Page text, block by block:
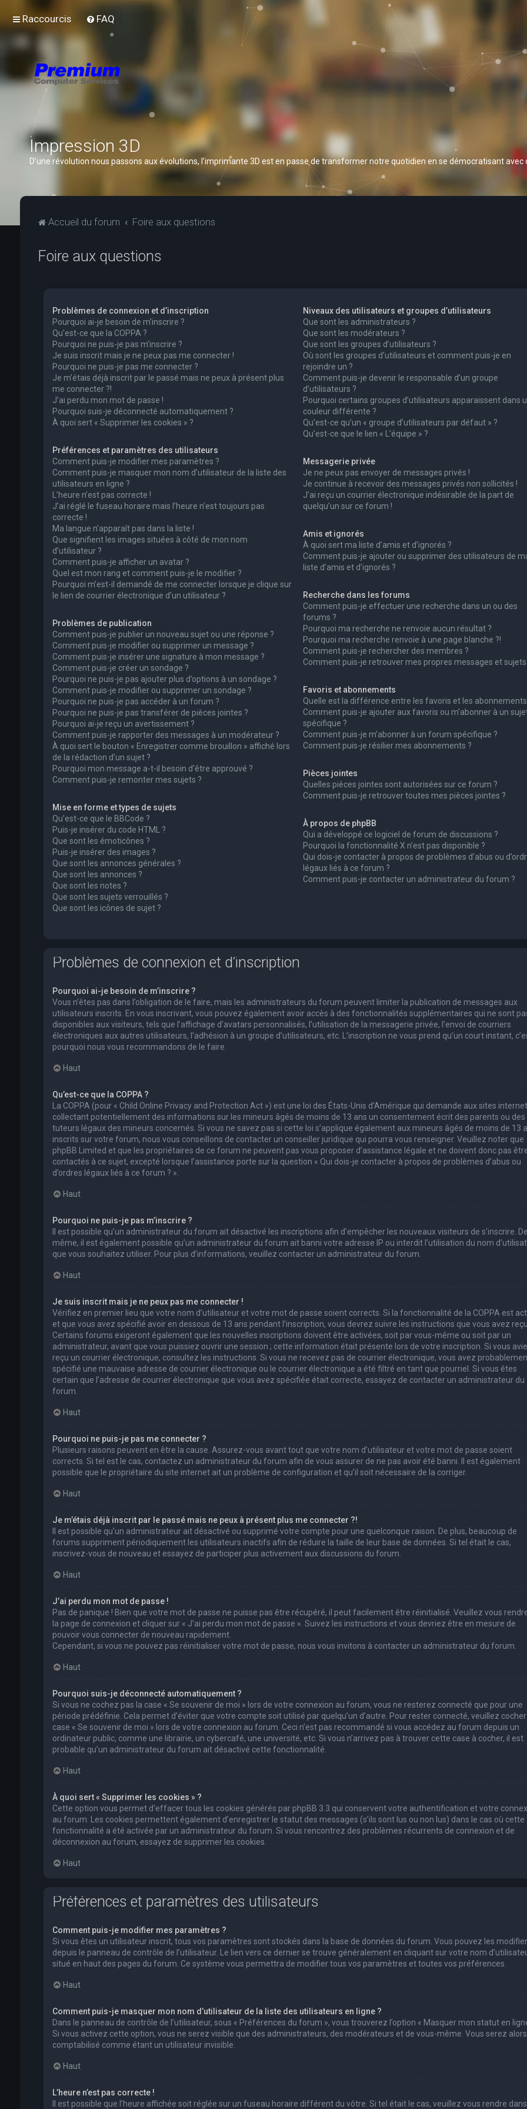
Raccourcis FAQ
Impression 3D
D’une révolution nous passons aux évolutions, l’imprimante 3D est en passe de transformer notre quotidien en se démocratisant
Accueil du forum Foire aux questions
Foire aux questions
Problèmes de connexion et d’inscription
Pourquoi ai-je besoin de m’inscrire ?
Qu’est-ce que la COPPA ?
Pourquoi ne puis-je pas m’inscrire ?
Je suis inscrit mais je ne peux pas me connecter !
Pourquoi ne puis-je pas me connecter ?
Je m’étais déjà inscrit par le passé mais ne peux à présent plus
me connecter ?!
J’ai perdu mon mot de passe !
Pourquoi suis-je déconnecté automatiquement ?
À quoi sert « Supprimer les cookies » ?
Préférences et paramètres des utilisateurs
Comment puis-je modifier mes paramètres ?
Comment puis-je masquer mon nom d’utilisateur de la liste des
utilisateurs en ligne ?
L’heure n’est pas correcte !
J’ai réglé le fuseau horaire mais l’heure n’est toujours pas
correcte !
Ma langue n’apparaît pas dans la liste !
Que signifient les images situées à côté de mon nom
d’utilisateur ?
Comment puis-je afficher un avatar ?
Quel est mon rang et comment puis-je le modifier ?
Pourquoi m’est-il demandé de me connecter lorsque je clique sur
le lien de courrier électronique d’un utilisateur ?
Problèmes de publication
Comment puis-je publier un nouveau sujet ou une réponse ?
Comment puis-je modifier ou supprimer un message ?
Comment puis-je insérer une signature à mon message ?
Comment puis-je créer un sondage ?
Pourquoi ne puis-je pas ajouter plus d’options à un sondage ?
Comment puis-je modifier ou supprimer un sondage ?
Pourquoi ne puis-je pas accéder à un forum ?
Pourquoi ne puis-je pas transférer de pièces jointes ?
Pourquoi ai-je reçu un avertissement ?
Comment puis-je rapporter des messages à un modérateur ?
À quoi sert le bouton « Enregistrer comme brouillon » affiché lors
de la rédaction d’un sujet ?
Pourquoi mon message a-t-il besoin d’être approuvé ?
Comment puis-je remonter mes sujets ?
Mise en forme et types de sujets
Qu’est-ce que le BBCode ?
Puis-je insérer du code HTML ?
Que sont les émoticônes ?
Puis-je insérer des images ?
Que sont les annonces générales ?
Que sont les annonces ?
Que sont les notes ?
Que sont les sujets verrouillés ?
Que sont les icônes de sujet ?
Niveaux des utilisateurs et groupes d’utilisateurs
Que sont les administrateurs ?
Que sont les modérateurs ?
Que sont les groupes d’utilisateurs ?
Où sont les groupes d’utilisateurs et comment puis-je en
rejoindre un ?
Comment puis-je devenir le responsable d’un groupe
d’utilisateurs ?
Pourquoi certains groupes d’utilisateurs apparaissent dans
couleur différente ?
Qu’est-ce qu’un « groupe d’utilisateurs par défaut » ?
Qu’est-ce que le lien « L’équipe » ?
Messagerie privée
Je ne peux pas envoyer de messages privés !
Je continue à recevoir des messages privés non sollicités !
J’ai reçu un courrier électronique indésirable de la part de
quelqu’un sur ce forum !
Amis et ignorés
À quoi sert ma liste d’amis et d’ignorés ?
Comment puis-je ajouter ou supprimer des utilisateurs de
liste d’amis et d’ignorés ?
Recherche dans les forums
Comment puis-je effectuer une recherche dans un ou des
forums ?
Pourquoi ma recherche ne renvoie aucun résultat ?
Pourquoi ma recherche renvoie à une page blanche ?!
Comment puis-je rechercher des membres ?
Comment puis-je retrouver mes propres messages et sujets
Favoris et abonnements
Quelle est la différence entre les favoris et les abonnements
Comment puis-je ajouter aux favoris ou m’abonner à un
spécifique ?
Comment puis-je m’abonner à un forum spécifique ?
Comment puis-je résilier mes abonnements ?
Pièces jointes
Quelles pièces jointes sont autorisées sur ce forum ?
Comment puis-je retrouver toutes mes pièces jointes ?
À propos de phpBB
Qui a développé ce logiciel de forum de discussions ?
Pourquoi la fonctionnalité X n’est pas disponible ?
Qui dois-je contacter à propos de problèmes d’abus ou
légaux liés à ce forum ?
Comment puis-je contacter un administrateur du forum ?
Problèmes de connexion et d’inscription
Pourquoi ai-je besoin de m’inscrire ?
Vous n’êtes pas dans l’obligation de le faire, mais les administrateurs du forum peuvent limiter la publication de messages aux
utilisateurs inscrits. En vous inscrivant, vous pouvez également avoir accès à des fonctionnalités supplémentaires qui ne sont
disponibles aux visiteurs, tels que l’affichage d’avatars personnalisés, l’utilisation de la messagerie privée, l’envoi de courriers
électroniques aux autres utilisateurs, l’adhésion à un groupe d’utilisateurs, etc. L’inscription ne vous prend qu’un court instant,
pourquoi nous vous recommandons de le faire.
Haut
Qu’est-ce que la COPPA ?
La COPPA (pour « Child Online Privacy and Protection Act ») est une loi des États-Unis d’Amérique qui demande aux sites internet
collectant potentiellement des informations sur les mineurs âgés de moins de 13 ans un consentement écrit des parents ou des
tuteurs légaux des mineurs concernés. Si vous ne savez pas si cette loi s’applique également aux mineurs âgés de moins de 13
inscrits sur votre forum, nous vous conseillons de contacter un conseiller juridique qui pourra vous renseigner. Veuillez noter que
phpBB Limited et que les propriétaires de ce forum ne peuvent pas vous proposer d’assistance légale et ne doivent donc pas
contactés à ce sujet, excepté lorsque l’assistance porte sur la question « Qui dois-je contacter à propos de problèmes d’abus ou
d’ordres légaux liés à ce forum ? ».
Haut
Pourquoi ne puis-je pas m’inscrire ?
Il est possible qu’un administrateur du forum ait désactivé les inscriptions afin d’empêcher les nouveaux visiteurs de s’inscrire. De
même, il est également possible qu’un administrateur du forum ait banni votre adresse IP ou interdit l’utilisation du nom
que vous souhaitez utiliser. Pour plus d’informations, veuillez contacter un administrateur du forum.
Haut
Je suis inscrit mais je ne peux pas me connecter !
Vérifiez en premier lieu que votre nom d’utilisateur et votre mot de passe soient corrects. Si la fonctionnalité de la COPPA est
et que vous avez spécifié avoir en dessous de 13 ans pendant l’inscription, vous devrez suivre les instructions que vous avez
Certains forums exigeront également que les nouvelles inscriptions doivent être activées, soit par vous-même ou soit par un
administrateur, avant que vous puissiez ouvrir une session ; cette information était présente lors de votre inscription. Si vous
reçu un courrier électronique, consultez les instructions. Si vous ne recevez pas de courrier électronique, vous avez
spécifié une mauvaise adresse de courrier électronique ou le courrier électronique a été filtré en tant que pourriel. Si vous êtes
certain que l’adresse de courrier électronique que vous avez spécifiée était correcte, essayez de contacter un administrateur du
forum.
Haut
Pourquoi ne puis-je pas me connecter ?
Plusieurs raisons peuvent en être la cause. Assurez-vous avant tout que votre nom d’utilisateur et votre mot de passe soient
corrects. Si tel est le cas, contactez un administrateur du forum afin de vous assurer de ne pas avoir été banni. Il est également
possible que le propriétaire du site internet ait un problème de configuration et qu’il soit nécessaire de la corriger.
Haut
Je m’étais déjà inscrit par le passé mais ne peux à présent plus me connecter ?!
Il est possible qu’un administrateur ait désactivé ou supprimé votre compte pour une quelconque raison. De plus, beaucoup de
forums suppriment périodiquement les utilisateurs inactifs afin de réduire la taille de leur base de données. Si tel était le cas,
inscrivez-vous de nouveau et essayez de participer plus activement aux discussions du forum.
Haut
J’ai perdu mon mot de passe !
Pas de panique ! Bien que votre mot de passe ne puisse pas être récupéré, il peut facilement être réinitialisé. Veuillez vous
la page de connexion et cliquer sur « J’ai perdu mon mot de passe ». Suivez les instructions et vous devriez être en mesure de
pouvoir vous connecter de nouveau rapidement.
Cependant, si vous ne pouvez pas réinitialiser votre mot de passe, nous vous invitons à contacter un administrateur du forum.
Haut
Pourquoi suis-je déconnecté automatiquement ?
Si vous ne cochez pas la case « Se souvenir de moi » lors de votre connexion au forum, vous ne resterez connecté que pour une
période prédéfinie. Cela permet d’éviter que votre compte soit utilisé par quelqu’un d’autre. Pour rester connecté, veuillez cocher
case « Se souvenir de moi » lors de votre connexion au forum. Ceci n’est pas recommandé si vous accédez au forum depuis un
ordinateur public, comme une librairie, un cybercafé, une université, etc. Si vous n’arrivez pas à trouver cette case à cocher, il est
probable qu’un administrateur du forum ait désactivé cette fonctionnalité.
Haut
À quoi sert « Supprimer les cookies » ?
Cette option vous permet d’effacer tous les cookies générés par phpBB 3.3 qui conservent votre authentification et votre
au forum. Les cookies permettent également d’enregistrer le statut des messages (s’ils sont lus ou non lus) dans le cas où cette
fonctionnalité a été activée par un administrateur du forum. Si vous rencontrez des problèmes récurrents de connexion et de
déconnexion au forum, essayez de supprimer les cookies.
Haut
Préférences et paramètres des utilisateurs
Comment puis-je modifier mes paramètres ?
Si vous êtes un utilisateur inscrit, tous vos paramètres sont stockés dans la base de données du forum. Vous pouvez les modifier
depuis le panneau de contrôle de l’utilisateur. Le lien vers ce dernier se trouve généralement en cliquant sur votre nom
situé en haut des pages du forum. Ce système vous permettra de modifier tous vos paramètres et toutes vos préférences.
Haut
Comment puis-je masquer mon nom d’utilisateur de la liste des utilisateurs en ligne ?
Dans le panneau de contrôle de l’utilisateur, sous « Préférences du forum », vous trouverez l’option « Masquer mon statut en
Si vous activez cette option, vous ne serez visible que des administrateurs, des modérateurs et de vous-même. Vous serez alors
comptabilisé comme étant un utilisateur invisible.
Haut
L’heure n’est pas correcte !
Il est possible que l’heure affichée soit réglée sur un fuseau horaire différent du vôtre. Si tel était le cas, veuillez vous rendre